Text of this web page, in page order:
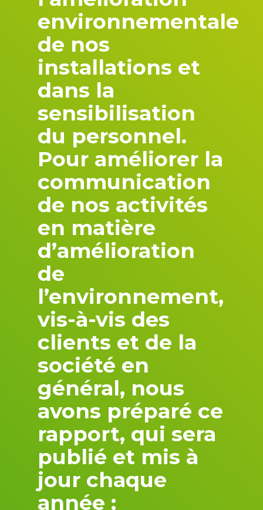
environnementale
de nos
installations et
dans la
sensibilisation
du personnel.
Pour améliorer la
communication
de nos activités
en matière
d’amélioration
de
l’environnement,
vis-à-vis des
clients et de la
société en
général, nous
avons préparé ce
rapport, qui sera
publié et mis à
jour chaque
année :